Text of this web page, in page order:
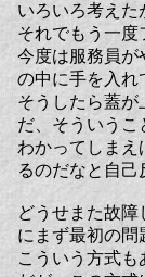
いろいろ考えた
それでもう一度
今度は服務員が
の中に手を入れ
そうしたら蓋が
だ、そういうこ
わかってしまえ
るのだなと自己
どうせまた故
にまず最初の問
こういう方式も